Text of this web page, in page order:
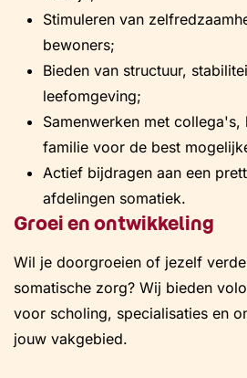
Stimuleren van
bewoners;
Bieden van structuur,
leefomgeving;
Samenwerken met collega's,
familie voor de best
Actief bijdragen aan een
afdelingen somatiek.
Groei en ontwikkeling
Wil je doorgroeien of jezelf
somatische zorg? Wij bieden
voor scholing, specialisaties en
jouw vakgebied.